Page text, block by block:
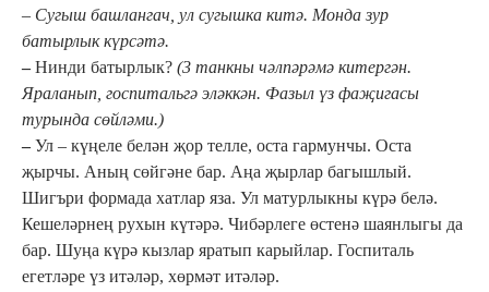
– Сугыш башлангач, ул сугышка китә. Монда зур
батырлык күрсәтә.
– Нинди батырлык? (3 танкны чәлпәрәмә китергән.
Яраланып, госпитальгә эләккән. Фазыл үз фаҗигасы
турында сөйләми.)
– Ул – күңеле белән җор телле, оста гармунчы. Оста
җырчы. Аның сөйгәне бар. Аңа җырлар багышлый.
Шигъри формада хатлар яза. Ул матурлыкны күрә белә.
Кешеләрнең рухын күтәрә. Чибәрлеге өстенә шаянлыгы да
бар. Шуңа күрә кызлар яратып карыйлар. Госпиталь
егетләре үз итәләр, хөрмәт итәләр.